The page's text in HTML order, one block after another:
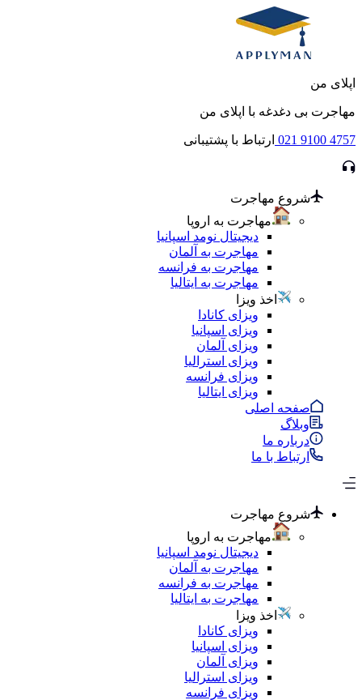
اپلای من
مهاجرت بی دغدغه با اپلای من
021 9100 4757 ارتباط با پشتیبانی
شروع مهاجرت
مهاجرت به اروپا
دیجیتال نومد اسپانیا
مهاجرت به آلمان
مهاجرت به فرانسه
مهاجرت به ایتالیا
اخذ ویزا
ویزای کانادا
ویزای اسپانیا
ویزای آلمان
ویزای استرالیا
ویزای فرانسه
ویزای ایتالیا
صفحه اصلی
وبلاگ
درباره ما
ارتباط با ما
شروع مهاجرت
مهاجرت به اروپا
دیجیتال نومد اسپانیا
مهاجرت به آلمان
مهاجرت به فرانسه
مهاجرت به ایتالیا
اخذ ویزا
ویزای کانادا
ویزای اسپانیا
ویزای آلمان
ویزای استرالیا
ویزای فرانسه